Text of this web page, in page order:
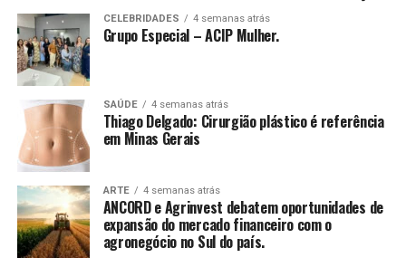
estratégico e expansão de visibilidade, o V8 entrega mais
do que benefícios — entrega um novo padrão de vida e
negócios.
impacto que gera. Sua jornada não é apenas um caminho
percorrido, mas um patrimônio valioso”, acrescenta.
Com linguagem acessível, o livro combina elementos de
autobiografia, liderança e planejamento estratégico,
propondo um caminho prático para quem deseja
assumir o controle da própria trajetória com clareza,
ousadia e consistência. O método apresentado por
Mirella é o “Plano de Voo”, estruturado em três pilares:
Visão Estratégica, Ousadia Calculada e Operação
Consistente. Juntos, esses pilares funcionam como um
guia para profissionais que buscam direcionamento e
CELEBRIDADES 4 semanas atrás
Grupo Especial – ACIP Mulher.
SAÚDE 4 semanas atrás
Thiago Delgado: Cirurgião plástico é referência
em Minas Gerais
ARTE 4 semanas atrás
ANCORD e Agrinvest debatem oportunidades de
expansão do mercado financeiro com o
agronegócio no Sul do país.